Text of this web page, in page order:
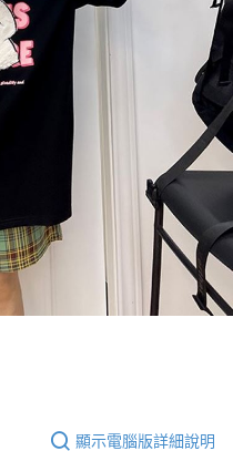
顯示電腦版詳細說明